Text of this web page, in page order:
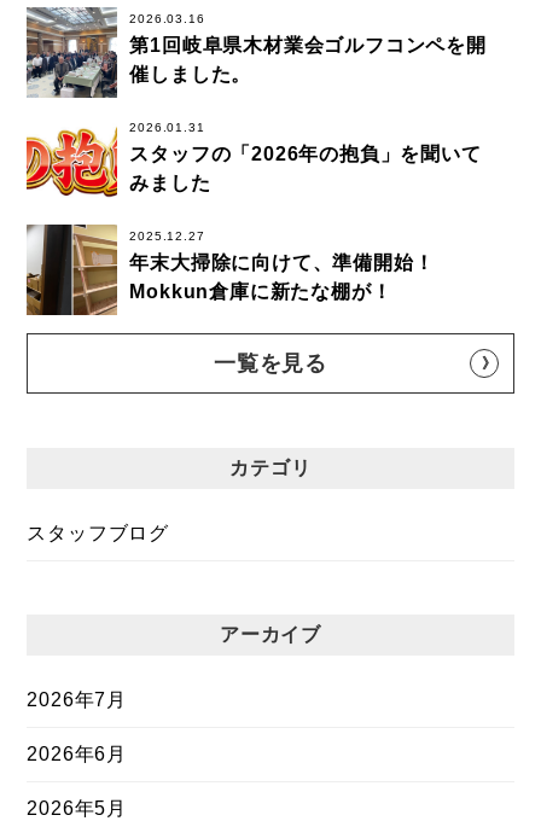
2026.03.16
第1回岐阜県木材業会ゴルフコンペを開
催しました。
2026.01.31
スタッフの「2026年の抱負」を聞いて
みました
2025.12.27
年末大掃除に向けて、準備開始！
Mokkun倉庫に新たな棚が！
一覧を見る
カテゴリ
スタッフブログ
アーカイブ
2026年7月
2026年6月
2026年5月